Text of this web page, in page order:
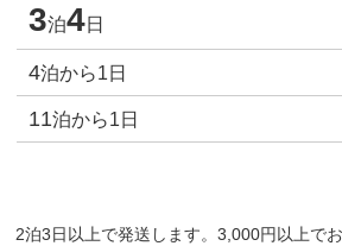
3泊4日
4泊から1日
11泊から1日
2泊3日以上で発送します。3,000円以上で